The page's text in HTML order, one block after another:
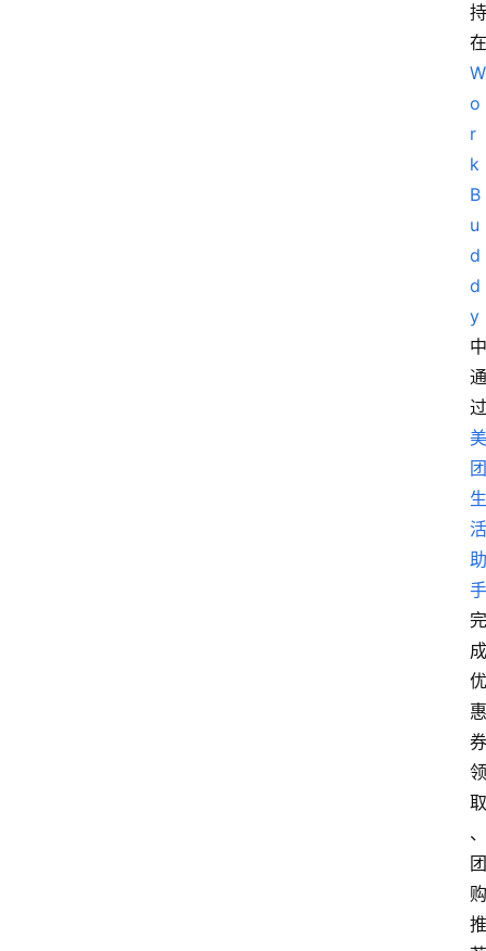
持
在
W
o
r
k
B
u
d
d
y
中
通
过
美
团
生
活
助
手
完
成
优
惠
券
领
取
、
团
购
推